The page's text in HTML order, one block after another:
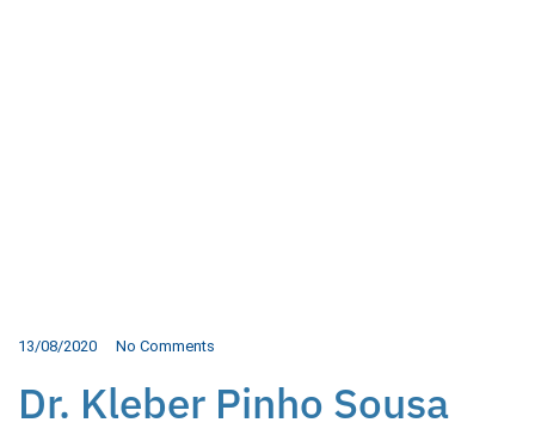
13/08/2020 No Comments
Dr. Kleber Pinho Sousa